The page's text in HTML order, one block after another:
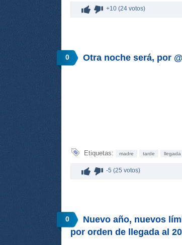
+10 (24 votos)
0 Otra noche será, por
Etiquetas: madre tarde llegada
-5 (25 votos)
0
Nuevo año, nuevos
por orden de llegada al